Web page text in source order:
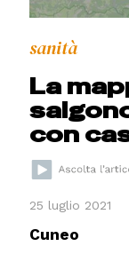
sanità
La
con
25 luglio 2021
Cuneo